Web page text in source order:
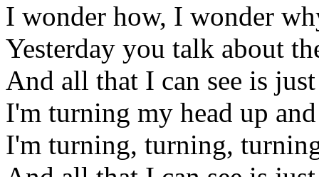
I wonder how, I wonder
Yesterday you talk about
And all that I can see is
I'm turning my head up
I'm turning, turning,